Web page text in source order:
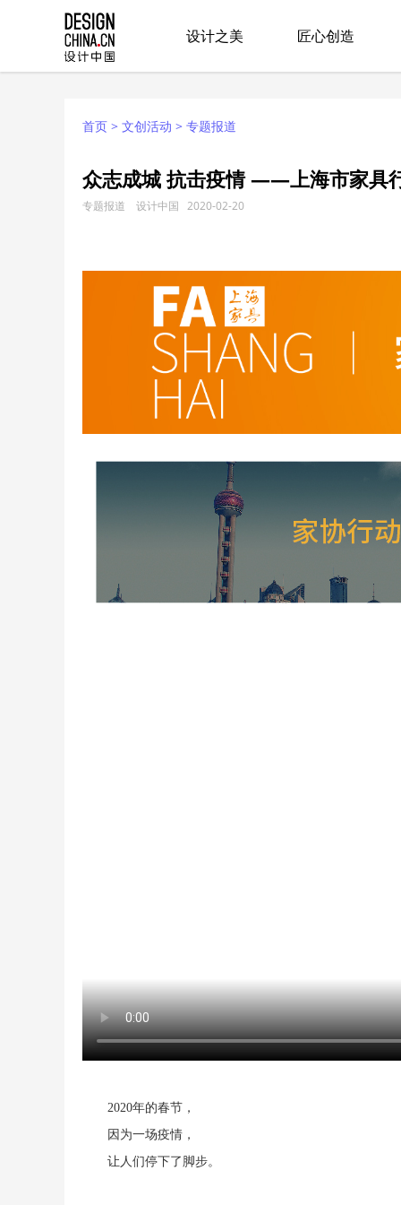
设计之美 匠心创造
首页 > 文创活动 > 专题报道
众志成城 抗击疫情 ——上海市家具
专题报道 设计中国 2020-02-20
2020年的春节 ，
因为一场疫情 ，
让人们停下了脚步。